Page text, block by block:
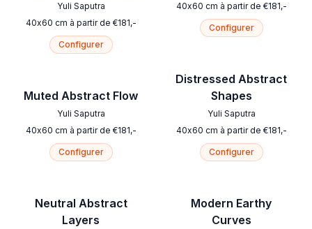
Yuli Saputra
40x60 cm à partir de €181,-
Configurer
Muted Abstract Flow
Yuli Saputra
40x60 cm à partir de €181,-
Configurer
Neutral Abstract
Layers
40x60 cm à partir de €181,-
Configurer
Distressed Abstract
Shapes
Yuli Saputra
40x60 cm à partir de €181,-
Configurer
Modern Earthy
Curves